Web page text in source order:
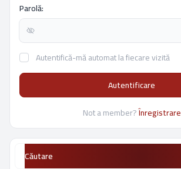
Parolă:
Autentifică-mă automat la fiecare vizită
Autentificare
Not a member?Înregistrare
Căutare